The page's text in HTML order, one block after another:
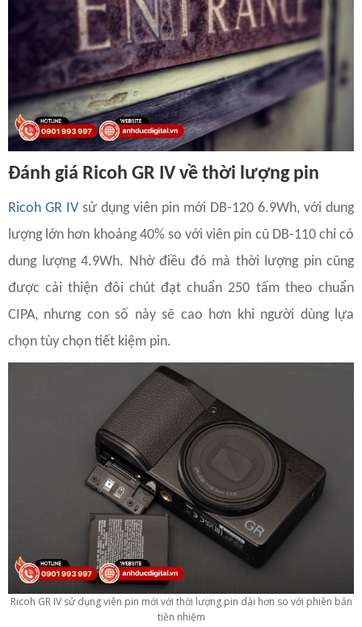
Đánh giá Ricoh GR IV về thời lượng pin
Ricoh GR IV sử dụng viên pin mới DB-120 6.9Wh, với dung
lượng lớn hơn khoảng 40% so với viên pin cũ DB-110 chỉ có
dung lượng 4.9Wh. Nhờ điều đó mà thời lượng pin cũng
được cải thiện đôi chút đạt chuẩn 250 tấm theo chuẩn
CIPA, nhưng con số này sẽ cao hơn khi người dùng lựa
chọn tùy chọn tiết kiệm pin.
Ricoh GR IV sử dụng viên pin mới với thời lượng pin dài hơn so với phiên bản
tiền nhiệm